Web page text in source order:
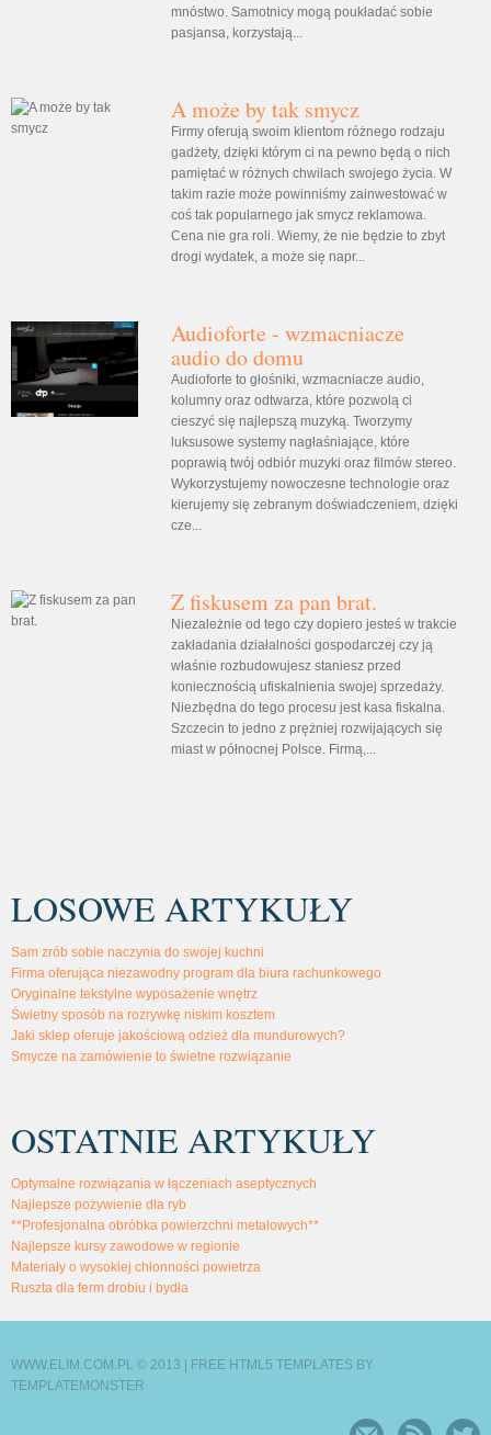
mnóstwo. Samotnicy mogą poukładać sobie
pasjansa, korzystają...
A może by tak smycz
Firmy oferują swoim klientom różnego rodzaju
gadżety, dzięki którym ci na pewno będą o nich
pamiętać w różnych chwilach swojego życia. W
takim razie może powinniśmy zainwestować w
coś tak popularnego jak smycz reklamowa.
Cena nie gra roli. Wiemy, że nie będzie to zbyt
drogi wydatek, a może się napr...
Audioforte - wzmacniacze
audio do domu
Audioforte to głośniki, wzmacniacze audio,
kolumny oraz odtwarza, które pozwolą ci
cieszyć się najlepszą muzyką. Tworzymy
luksusowe systemy nagłaśniające, które
poprawią twój odbiór muzyki oraz filmów stereo.
Wykorzystujemy nowoczesne technologie oraz
kierujemy się zebranym doświadczeniem, dzięki
cze...
Z fiskusem za pan brat.
Niezależnie od tego czy dopiero jesteś w trakcie
zakładania działalności gospodarczej czy ją
właśnie rozbudowujesz staniesz przed
koniecznością ufiskalnienia swojej sprzedaży.
Niezbędna do tego procesu jest kasa fiskalna.
Szczecin to jedno z prężniej rozwijających się
miast w północnej Polsce. Firmą,...
LOSOWE ARTYKUŁY
Sam zrób sobie naczynia do swojej kuchni
Firma oferująca niezawodny program dla biura rachunkowego
Oryginalne tekstylne wyposażenie wnętrz
Świetny sposób na rozrywkę niskim kosztem
Jaki sklep oferuje jakościową odzież dla mundurowych?
Smycze na zamówienie to świetne rozwiązanie
OSTATNIE ARTYKUŁY
Optymalne rozwiązania w łączeniach aseptycznych
Najlepsze pożywienie dla ryb
**Profesjonalna obróbka powierzchni metalowych**
Najlepsze kursy zawodowe w regionie
Materiały o wysokiej chłonności powietrza
Ruszta dla ferm drobiu i bydła
WWW.ELIM.COM.PL © 2013 | FREE HTML5 TEMPLATES BY
TEMPLATEMONSTER